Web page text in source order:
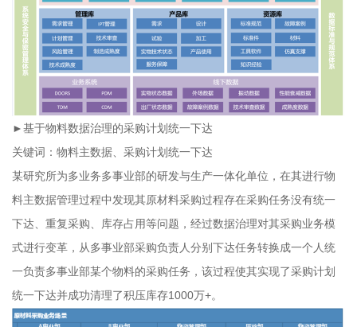
►基于物料数据治理的采购计划统一下达
关键词：物料主数据、采购计划统一下达
某研究所为多业务多事业部的研发与生产一体化单位，在其进行物
料主数据管理过程中发现其原材料采购过程存在采购任务没有统一
下达、重复采购、库存占用等问题，经过数据治理对其采购业务模
式进行变革，从多事业部采购负责人分别下达任务转换成一个人统
一负责多事业部某个物料的采购任务，该过程使其实现了采购计划
统一下达并成功清理了积压库存1000万+。